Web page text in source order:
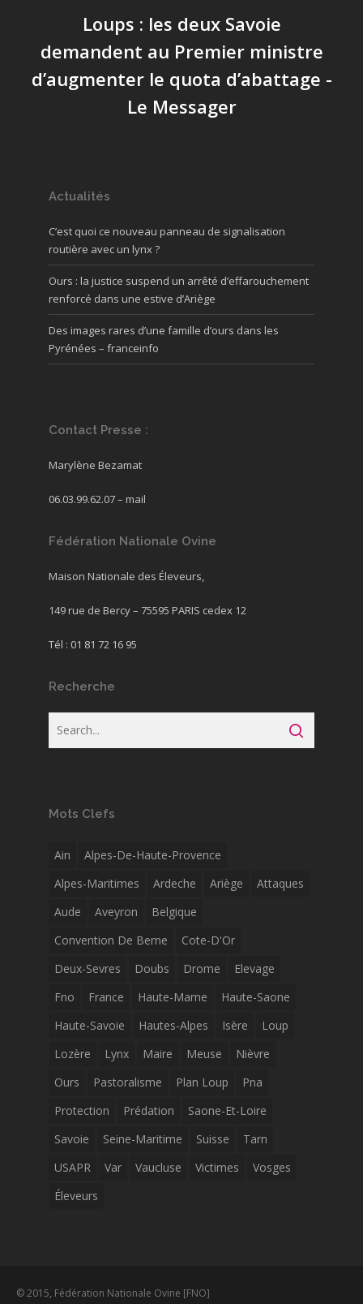
Loups : les deux Savoie
demandent au Premier ministre
d’augmenter le quota d’abattage -
Le Messager
Actualités
C’est quoi ce nouveau panneau de signalisation
routière avec un lynx ?
Ours : la justice suspend un arrêté d’effarouchement
renforcé dans une estive d’Ariège
Des images rares d’une famille d’ours dans les
Pyrénées – franceinfo
Contact Presse :
Marylène Bezamat
06.03.99.62.07 – mail
Fédération Nationale Ovine
Maison Nationale des Éleveurs,
149 rue de Bercy – 75595 PARIS cedex 12
Tél : 01 81 72 16 95
Recherche
Mots Clefs
Ain
Alpes-De-Haute-Provence
Alpes-Maritimes
Ardeche Ariège
Attaques
Aude
Aveyron
Belgique
Convention De Berne
Cote-D'Or
Deux-Sevres
Doubs Drome
Elevage
Fno
France Haute-Marne
Haute-Saone
Haute-Savoie
Hautes-Alpes Isère
Loup
Lozère
Lynx Maire Meuse
Nièvre
Ours
Pastoralisme Plan Loup
Pna
Protection
Prédation
Saone-Et-Loire
Savoie
Seine-Maritime Suisse
Tarn
USAPR
Var Vaucluse Victimes
Vosges
Éleveurs
© 2015, Fédération Nationale Ovine [FNO]